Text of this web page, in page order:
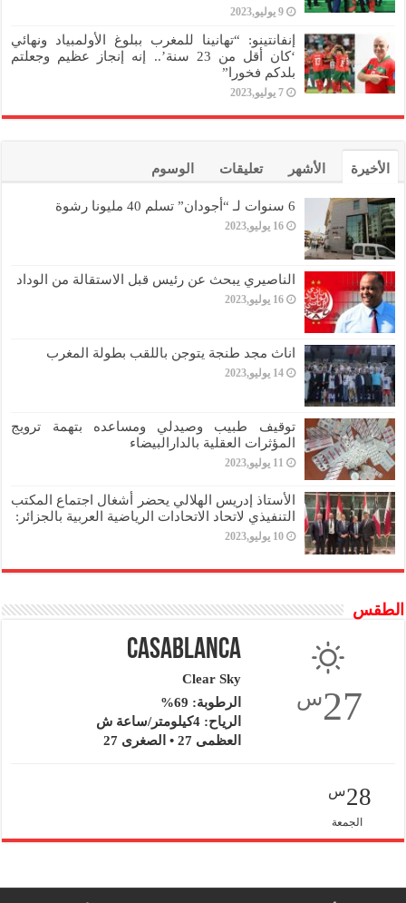
9 يوليو,2023
إنفانتينو: “تهانينا للمغرب ببلوغ الأولمبياد ونهائي
‘كان أقل من 23 سنة’.. إنه إنجاز عظيم وجعلتم
بلدكم فخورا”
7 يوليو,2023
الأخيرة الأشهر تعليقات الوسوم
6 سنوات لـ “أجودان” تسلم 40 مليونا رشوة
16 يوليو,2023
الناصيري يبحث عن رئيس قبل الاستقالة من الوداد
16 يوليو,2023
اناث مجد طنجة يتوجن باللقب بطولة المغرب
14 يوليو,2023
توقيف طبيب وصيدلي ومساعده بتهمة ترويج
المؤثرات العقلية بالدارالبيضاء
11 يوليو,2023
الأستاذ إدريس الهلالي يحضر أشغال اجتماع المكتب
التنفيذي لاتحاد الاتحادات الرياضية العربية بالجزائر:
10 يوليو,2023
الطقس
27س
Casablanca
Clear Sky
الرطوبة: 69%
الرياح: 4كيلومتر/ساعة ش
العظمى 27 • الصغرى 27
28س
الجمعة